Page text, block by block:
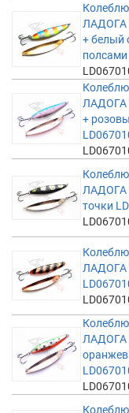
ЛАДОГА
+ белый
полсами
ЛАДОГА
+
ЛАДОГА
точки
ЛАДОГА
ЛАДОГА